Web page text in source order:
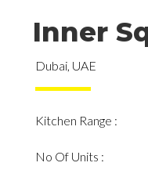
Inner
Dubai, UAE
Kitchen Range
No Of Units